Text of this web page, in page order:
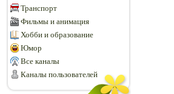
Транспорт
Фильмы и анимация
Хобби и образование
Юмор
Все каналы
Каналы пользователей